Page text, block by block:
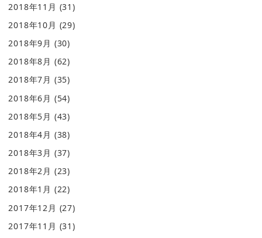
2018年11月 (31)
2018年10月 (29)
2018年9月 (30)
2018年8月 (62)
2018年7月 (35)
2018年6月 (54)
2018年5月 (43)
2018年4月 (38)
2018年3月 (37)
2018年2月 (23)
2018年1月 (22)
2017年12月 (27)
2017年11月 (31)